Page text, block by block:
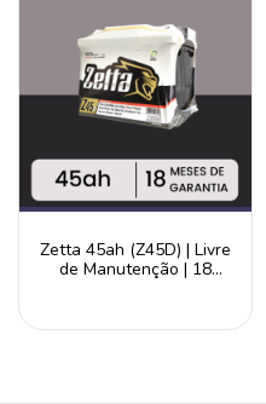
Zetta 45ah (Z45D) | Livre
de Manutenção | 18